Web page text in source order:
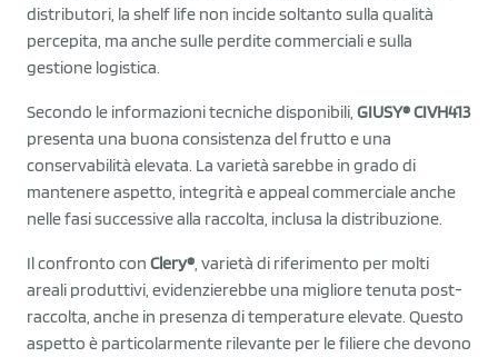
distributori, la shelf life non incide soltanto sulla qualità
percepita, ma anche sulle perdite commerciali e sulla
gestione logistica.
Secondo le informazioni tecniche disponibili, GIUSY® CIVH413
presenta una buona consistenza del frutto e una
conservabilità elevata. La varietà sarebbe in grado di
mantenere aspetto, integrità e appeal commerciale anche
nelle fasi successive alla raccolta, inclusa la distribuzione.
Il confronto con Clery®, varietà di riferimento per molti
areali produttivi, evidenzierebbe una migliore tenuta post-
raccolta, anche in presenza di temperature elevate. Questo
aspetto è particolarmente rilevante per le filiere che devono